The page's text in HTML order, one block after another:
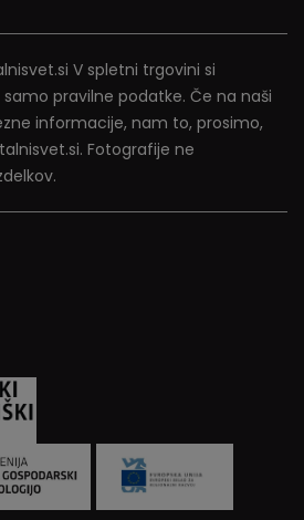
V spletni trgovini si
pravilne podatke. Če na naši
informacije, nam to, prosimo,
Fotografije ne